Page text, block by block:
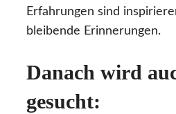
Erfahrungen sind
bleibende Erinnerungen.
Danach wird
gesucht: